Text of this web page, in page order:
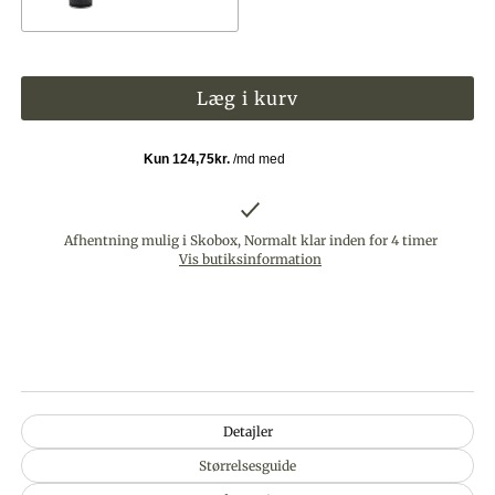
Afhentning mulig i Skobox, Normalt klar inden for 4 timer
Vis butiksinformation
Detajler
Størrelsesguide